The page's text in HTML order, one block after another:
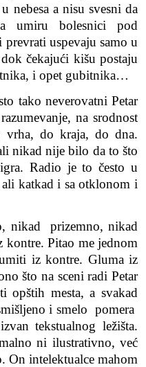
nebesa a nisu svesni da
umiru bolesnici pod
uspevaju samo u
čekajući kišu postaju
i opet gubitnika…
tako neverovatni Petar
na srodnost
do kraja, do dna.
nikad nije bilo da to što
Radio je to često u
katkad i sa otklonom i
nikad prizemno, nikad
kontre. Pitao me jednom
iz kontre. Gluma iz
što na sceni radi Petar
opštih mesta, a svakad
i smelo pomera
tekstualnog ležišta.
ni ilustrativno, već
On intelektualce mahom